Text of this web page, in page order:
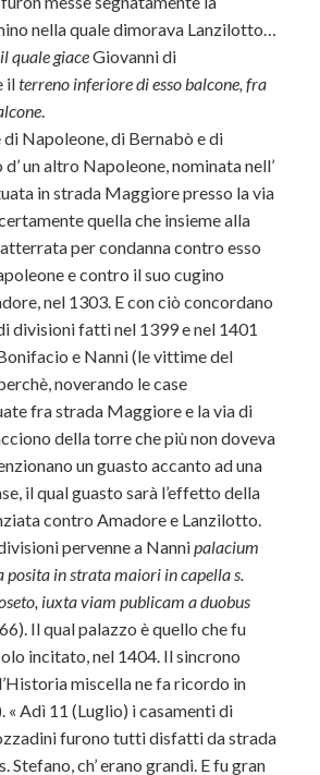
nella quale dimorava Lanzilotto…
quale giaceGiovanni di
ilterreno inferiore di esso balcone, fra
.
di Napoleone, di Bernabò e di
un altro Napoleone, nominata nell’
in strada Maggiore presso la via
quella che insieme alla
per condanna contro esso
e contro il suo cugino
nel 1303. E con ciò concordano
divisioni fatti nel 1399 e nel 1401
e Nanni (le vittime del
noverando le case
fra strada Maggiore e la via di
della torre che più non doveva
un guasto accanto ad una
il qual guasto sarà l’effetto della
contro Amadore e Lanzilotto.
pervenne a Nannipalacium
posita in strata maiori in capella s.
iuxta viam publicam a duobus
Il qual palazzo è quello che fu
incitato, nel 1404. Il sincrono
miscella ne fa ricordo in
« Adì 11 (Luglio) i casamenti di
furono tutti disfatti da strada
Stefano, ch’ erano grandi. E fu gran